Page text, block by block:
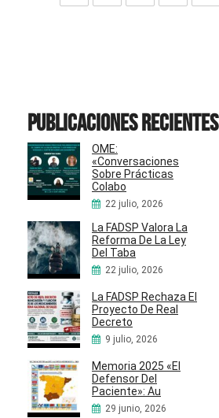
Publicaciones recientes
OME:
«Conversaciones
Sobre Prácticas
Colabo
22 julio, 2026
La FADSP Valora La
Reforma De La Ley
Del Taba
22 julio, 2026
La FADSP Rechaza El
Proyecto De Real
Decreto
9 julio, 2026
Memoria 2025 «El
Defensor Del
Paciente»: Au
29 junio, 2026